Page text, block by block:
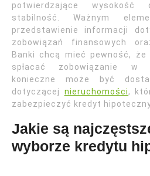
potwierdzające
stabilność. Ważnym
przedstawienie informacji
zobowiązań finansowych
Banki chcą mieć pewność,
spłacać zobowiązanie w
konieczne może być
dotyczącej nieruchomości,
zabezpieczyć kredyt
Jakie są
wyborze kredytu